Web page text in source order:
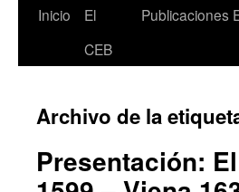
Saltar
Inicio
El
CEB
Publicaciones
Archivo de la
Presentación: